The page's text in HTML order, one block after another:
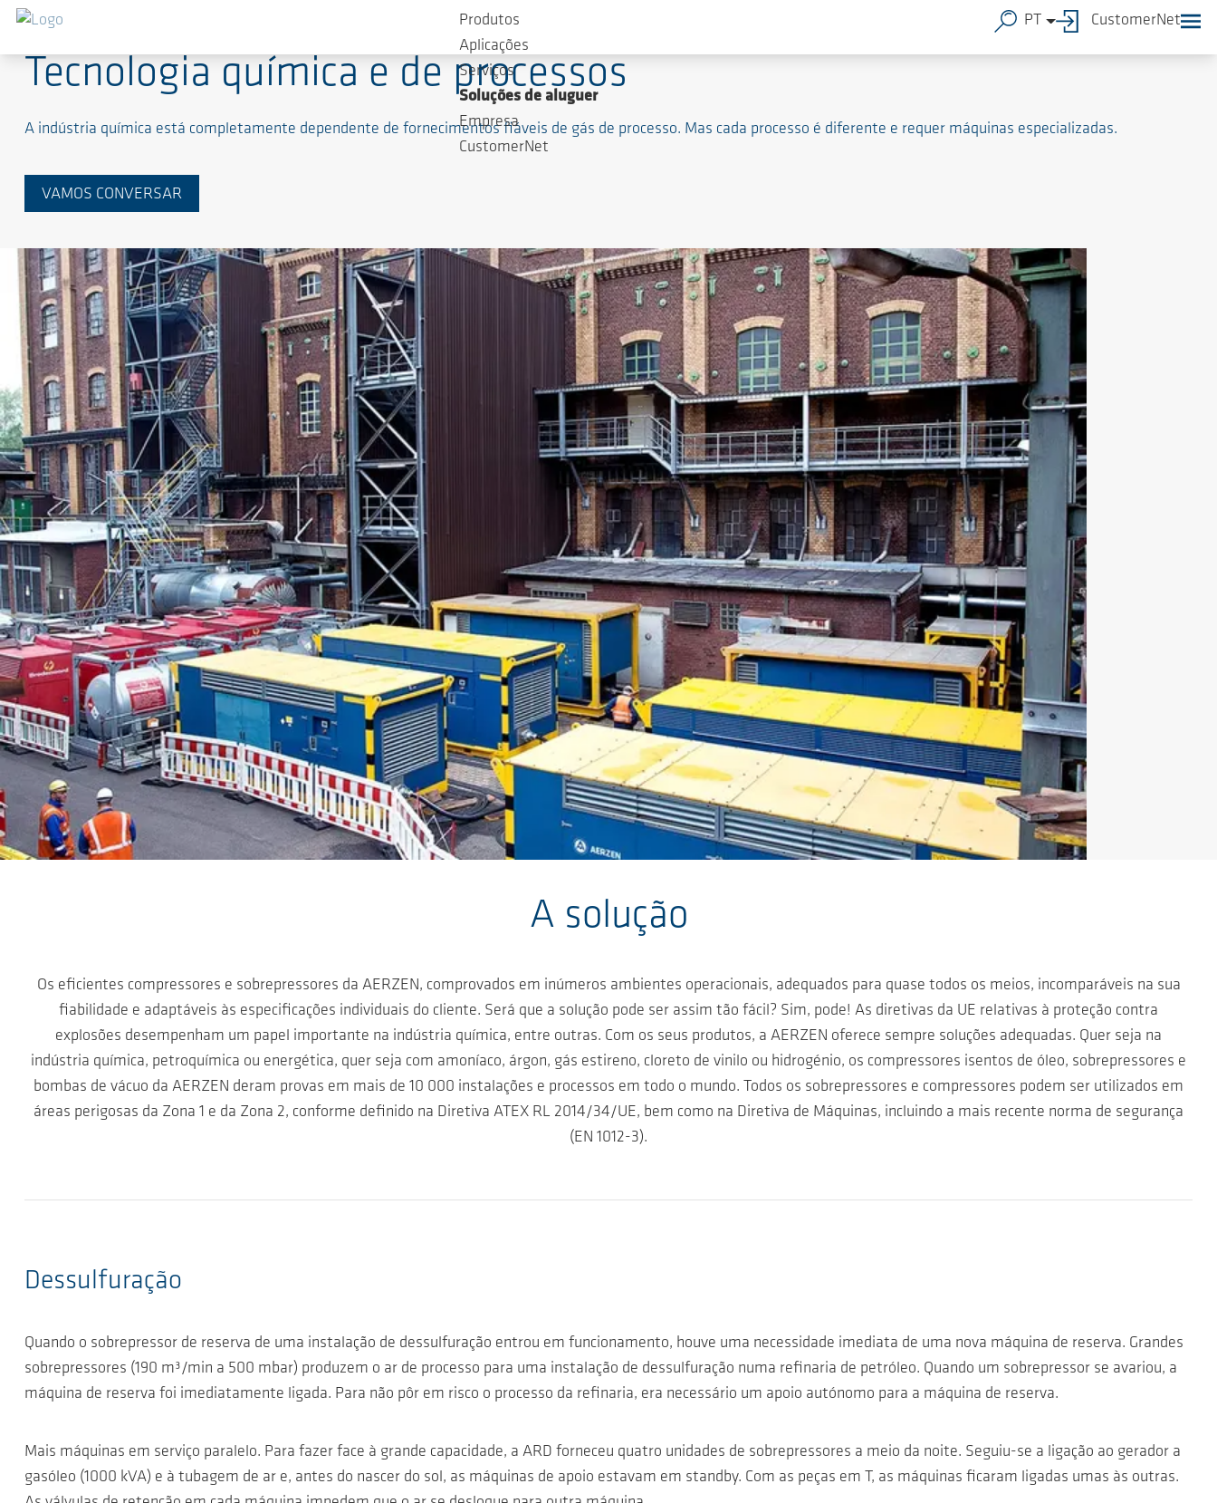
Tecnologia química e de processos
A indústria química está completamente dependente de fornecimentos fiáveis de gás de processo. Mas cada processo é diferente e requer máquinas especializadas.
VAMOS CONVERSAR
Produtos
Aplicações
Serviços
Soluções de aluguer
Empresa
CustomerNet
PT CustomerNet
A solução
Os eficientes compressores e sobrepressores da AERZEN, comprovados em inúmeros ambientes operacionais, adequados para quase todos os meios, incomparáveis na sua
fiabilidade e adaptáveis às especificações individuais do cliente. Será que a solução pode ser assim tão fácil? Sim, pode! As diretivas da UE relativas à proteção contra
explosões desempenham um papel importante na indústria química, entre outras. Com os seus produtos, a AERZEN oferece sempre soluções adequadas. Quer seja na
indústria química, petroquímica ou energética, quer seja com amoníaco, árgon, gás estireno, cloreto de vinilo ou hidrogénio, os compressores isentos de óleo, sobrepressores e
bombas de vácuo da AERZEN deram provas em mais de 10 000 instalações e processos em todo o mundo. Todos os sobrepressores e compressores podem ser utilizados em
áreas perigosas da Zona 1 e da Zona 2, conforme definido na Diretiva ATEX RL 2014/34/UE, bem como na Diretiva de Máquinas, incluindo a mais recente norma de segurança
(EN 1012-3).
Dessulfuração
Quando o sobrepressor de reserva de uma instalação de dessulfuração entrou em funcionamento, houve uma necessidade imediata de uma nova máquina de reserva. Grandes
sobrepressores (190 m³/min a 500 mbar) produzem o ar de processo para uma instalação de dessulfuração numa refinaria de petróleo. Quando um sobrepressor se avariou, a
máquina de reserva foi imediatamente ligada. Para não pôr em risco o processo da refinaria, era necessário um apoio autónomo para a máquina de reserva.
Mais máquinas em serviço paralelo. Para fazer face à grande capacidade, a ARD forneceu quatro unidades de sobrepressores a meio da noite. Seguiu-se a ligação ao gerador a
gasóleo (1000 kVA) e à tubagem de ar e, antes do nascer do sol, as máquinas de apoio estavam em standby. Com as peças em T, as máquinas ficaram ligadas umas às outras.